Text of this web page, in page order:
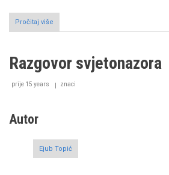
Pročitaj više
Posjećivanje
dozvoljenog
zabranjenog
Razgovor svjetonazora
prije 15 years znaci
Autor
Ejub Topić